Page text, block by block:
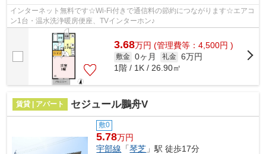
インターネット無料です☆Wi-Fi付きで通信料の節約につながります☆エアコ
ン1台・温水洗浄暖房便座、TVインターホン♪
3.68万円 (管理費等：4,500円 )
敷金 0ヶ月 礼金 6万円
1階 / 1K / 26.90㎡
賃貸 | アパート セジュール鵬舟V
敷0
5.78万円
宇部線 「琴芝 」駅 徒歩17分